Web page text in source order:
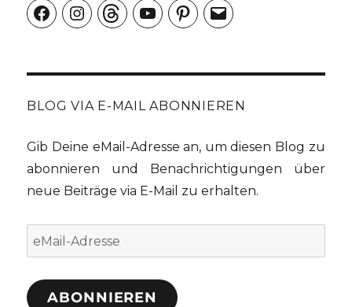
FacebookInstagramThreadsYouTubePinterest
E-
Mail
BLOG VIA E-MAIL ABONNIEREN
Gib Deine eMail-Adresse an, um diesen Blog zu
abonnieren und Benachrichtigungen über
neue Beiträge via E-Mail zu erhalten.
eMail-
Adresse
ABONNIEREN